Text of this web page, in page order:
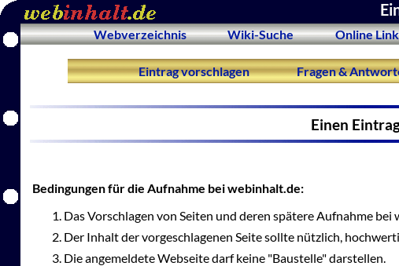
Webverzeichnis Wiki-Suche Online
Eintrag vorschlagen Fragen &
Einen
Bedingungen für die Aufnahme bei webinhalt.de:
Das Vorschlagen von Seiten und deren spätere Aufnahme
Der Inhalt der vorgeschlagenen Seite sollte nützlich,
Die angemeldete Webseite darf keine "Baustelle" darstellen.